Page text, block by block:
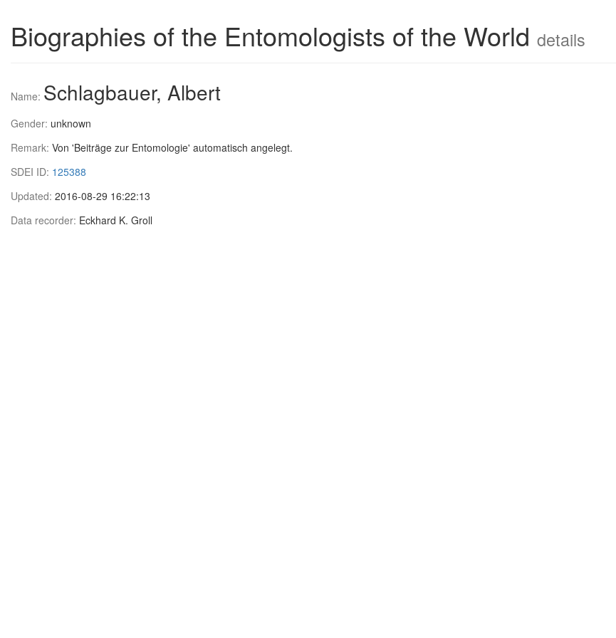
Biographies of the Entomologists of the World details
Name: Schlagbauer, Albert
Gender: unknown
Remark: Von 'Beiträge zur Entomologie' automatisch angelegt.
SDEI ID: 125388
Updated: 2016-08-29 16:22:13
Data recorder: Eckhard K. Groll